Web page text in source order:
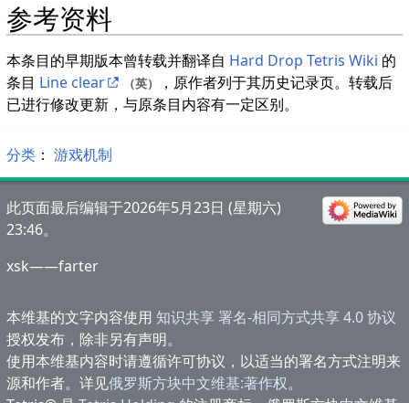
参考资料
本条目的早期版本曾转载并翻译自 Hard Drop Tetris Wiki 的
条目 Line clear （英）
，原作者列于其历史记录页。转载后
已进行修改更新，与原条目内容有一定区别。
分类 ：​ 游戏机制
此页面最后编辑于2026年5月23日 (星期六)
23:46。
xsk——farter
本维基的文字内容使用 知识共享 署名-相同方式共享 4.0 协议
授权发布，除非另有声明。
使用本维基内容时请遵循许可协议，以适当的署名方式注明来
源和作者。详见俄罗斯方块中文维基:著作权。